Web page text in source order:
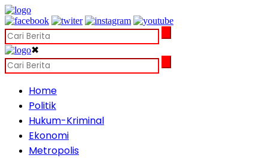
✖
Home
Politik
Hukum-Kriminal
Ekonomi
Metropolis